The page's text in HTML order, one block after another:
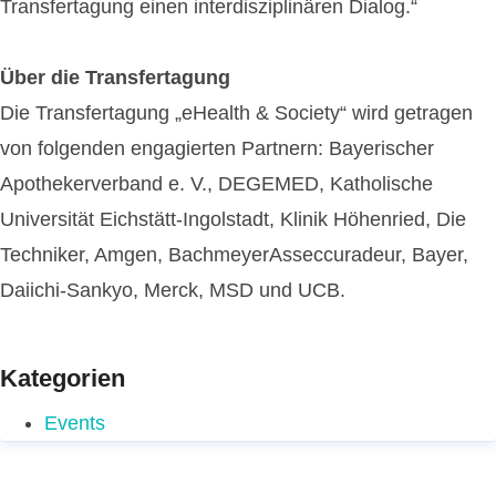
Transfertagung einen interdisziplinären Dialog.“
Über die Transfertagung
Die Transfertagung „eHealth & Society“ wird getragen
von folgenden engagierten Partnern: Bayerischer
Apothekerverband e. V., DEGEMED, Katholische
Universität Eichstätt-Ingolstadt, Klinik Höhenried, Die
Techniker, Amgen, BachmeyerAsseccuradeur, Bayer,
Daiichi-Sankyo, Merck, MSD und UCB.
Kategorien
Events